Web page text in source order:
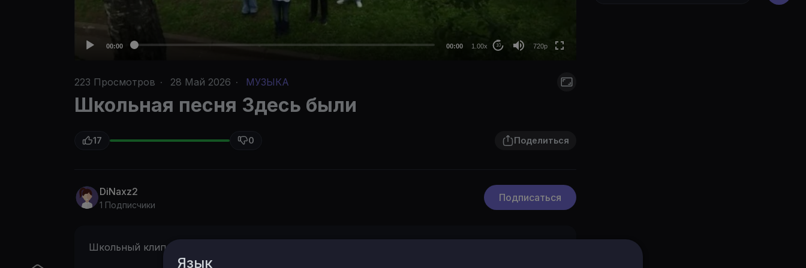
00:00 00:00 1.00x 10 720p
223 Просмотров · 28 Май 2026 · МУЗЫКА
Школьная песня Здесь были
17 0 Поделиться
DiNaxz2
1 Подписчики
Подписаться
Школьный клип Здесь были- гречка
Язык